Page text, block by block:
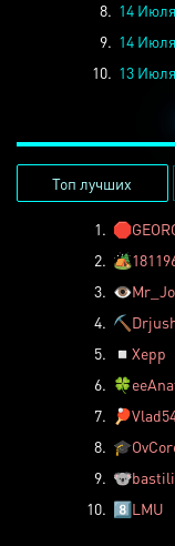
8. 14
9. 14
10. 13
Топ лучших
1. 🛑
2. 🏕️
3. 👁️
4. ⛏️
5.
◽ Xepp
6. 🍀
7.
🏓
8. 🎓
9. 🐨
10. 8️⃣LMU